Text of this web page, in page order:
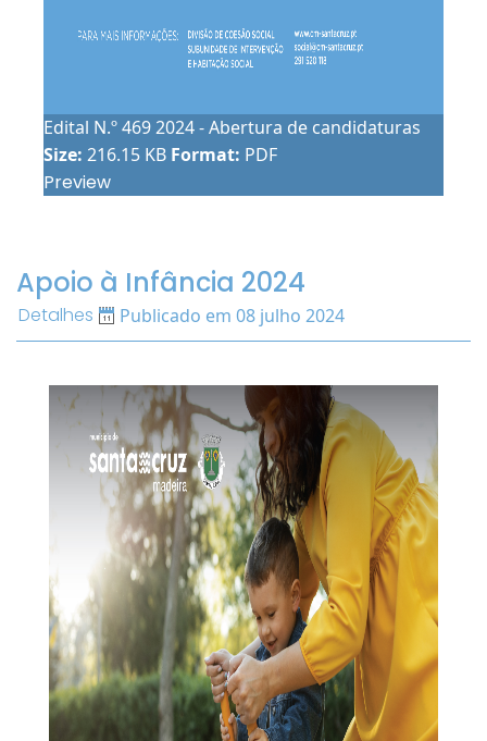
Edital N.º 469 2024 - Abertura de candidaturas
Size: 216.15 KB Format: PDF
Preview
Apoio à Infância 2024
Detalhes Publicado em 08 julho 2024